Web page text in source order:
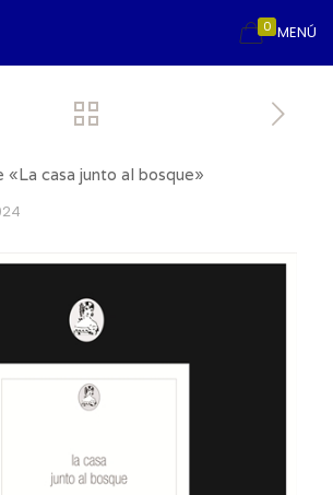
MENÚ
0
«La casa junto al bosque»